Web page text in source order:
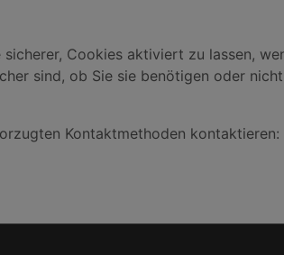
Cookies aktiviert zu lassen,
sind, ob Sie sie benötigen oder
Kontaktmethoden kontaktieren: